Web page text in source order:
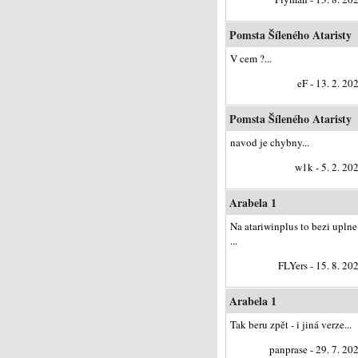
Pomsta Šíleného Ataristy
V cem ?...
eF - 13. 2.
Pomsta Šíleného Ataristy
navod je chybny...
w1k - 5. 2.
Arabela 1
Na atariwinplus to bezi uplne
...
FLYers - 15. 8.
Arabela 1
Tak beru zpět - i jiná verze...
panprase - 29. 7.